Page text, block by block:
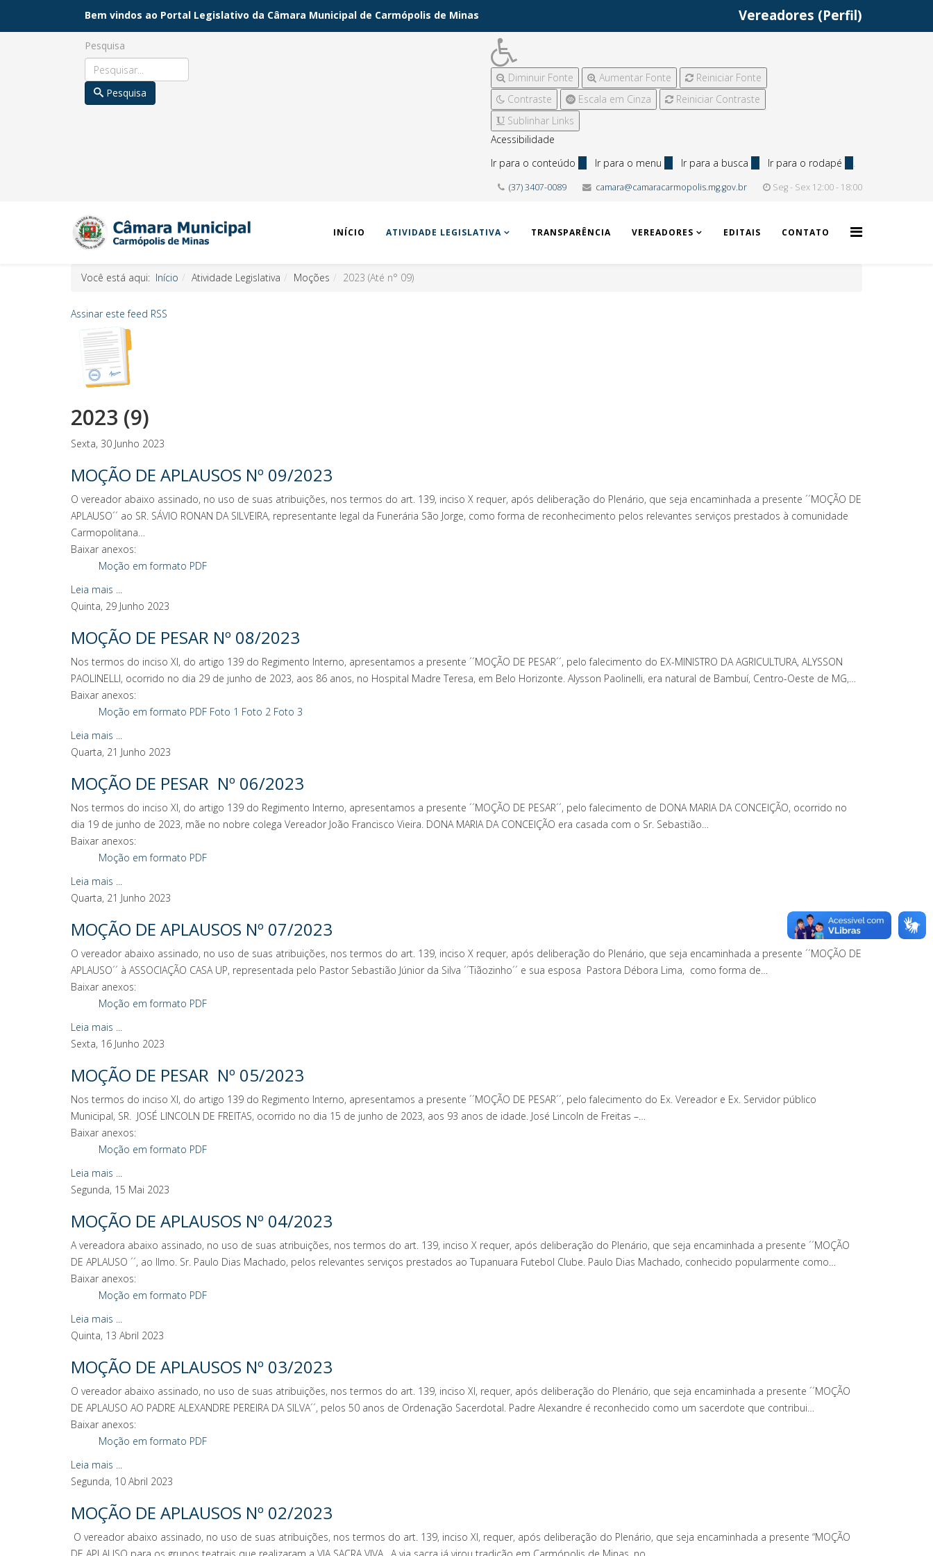
Bem vindos ao Portal Legislativo da Câmara Municipal de Carmópolis de Minas Vereadores (Perfil)
Pesquisa
Pesquisa
Diminuir Fonte Aumentar Fonte
Reiniciar Fonte
Contraste
Escala em Cinza
Reiniciar Contraste
Sublinhar Links
Acessibilidade
Ir para o conteúdo
Ir para o menu Ir para a busca Ir para o rodapé .
(37) 3407-0089 camara@camaracarmopolis.mg.gov.br Seg - Sex 12:00 - 18:00
INÍCIO ATIVIDADE LEGISLATIVA TRANSPARÊNCIA VEREADORES EDITAIS CONTATO
Você está aqui: Início Atividade Legislativa Moções 2023 (Até n° 09)
Assinar este feed RSS
2023 (9)
Sexta, 30 Junho 2023
MOÇÃO DE APLAUSOS Nº 09/2023
O vereador abaixo assinado, no uso de suas atribuições, nos termos do art. 139, inciso X requer, após deliberação do Plenário, que seja encaminhada a presente ´´MOÇÃO DE
APLAUSO´´ ao SR. SÁVIO RONAN DA SILVEIRA, representante legal da Funerária São Jorge, como forma de reconhecimento pelos relevantes serviços prestados à comunidade
Carmopolitana…
Baixar anexos:
Moção em formato PDF
Leia mais ...
Quinta, 29 Junho 2023
MOÇÃO DE PESAR Nº 08/2023
Nos termos do inciso XI, do artigo 139 do Regimento Interno, apresentamos a presente ´´MOÇÃO DE PESAR´´, pelo falecimento do EX-MINISTRO DA AGRICULTURA, ALYSSON
PAOLINELLI, ocorrido no dia 29 de junho de 2023, aos 86 anos, no Hospital Madre Teresa, em Belo Horizonte. Alysson Paolinelli, era natural de Bambuí, Centro-Oeste de MG,…
Baixar anexos:
Moção em formato PDF Foto 1 Foto 2 Foto 3
Leia mais ...
Quarta, 21 Junho 2023
MOÇÃO DE PESAR Nº 06/2023
Nos termos do inciso XI, do artigo 139 do Regimento Interno, apresentamos a presente ´´MOÇÃO DE PESAR´´, pelo falecimento de DONA MARIA DA CONCEIÇÃO, ocorrido no
dia 19 de junho de 2023, mãe no nobre colega Vereador João Francisco Vieira. DONA MARIA DA CONCEIÇÃO era casada com o Sr. Sebastião…
Baixar anexos:
Moção em formato PDF
Leia mais ...
Quarta, 21 Junho 2023
MOÇÃO DE APLAUSOS Nº 07/2023
O vereador abaixo assinado, no uso de suas atribuições, nos termos do art. 139, inciso X requer, após deliberação do Plenário, que seja encaminhada a presente ´´MOÇÃO DE
APLAUSO´´ à ASSOCIAÇÃO CASA UP, representada pelo Pastor Sebastião Júnior da Silva ´´Tiãozinho´´ e sua esposa Pastora Débora Lima, como forma de…
Baixar anexos:
Moção em formato PDF
Leia mais ...
Sexta, 16 Junho 2023
MOÇÃO DE PESAR Nº 05/2023
Nos termos do inciso XI, do artigo 139 do Regimento Interno, apresentamos a presente ´´MOÇÃO DE PESAR´´, pelo falecimento do Ex. Vereador e Ex. Servidor público
Municipal, SR. JOSÉ LINCOLN DE FREITAS, ocorrido no dia 15 de junho de 2023, aos 93 anos de idade. José Lincoln de Freitas –…
Baixar anexos:
Moção em formato PDF
Leia mais ...
Segunda, 15 Mai 2023
MOÇÃO DE APLAUSOS Nº 04/2023
A vereadora abaixo assinado, no uso de suas atribuições, nos termos do art. 139, inciso X requer, após deliberação do Plenário, que seja encaminhada a presente ´´MOÇÃO
DE APLAUSO ´´, ao Ilmo. Sr. Paulo Dias Machado, pelos relevantes serviços prestados ao Tupanuara Futebol Clube. Paulo Dias Machado, conhecido popularmente como…
Baixar anexos:
Moção em formato PDF
Leia mais ...
Quinta, 13 Abril 2023
MOÇÃO DE APLAUSOS Nº 03/2023
O vereador abaixo assinado, no uso de suas atribuições, nos termos do art. 139, inciso XI, requer, após deliberação do Plenário, que seja encaminhada a presente ´´MOÇÃO
DE APLAUSO AO PADRE ALEXANDRE PEREIRA DA SILVA´´, pelos 50 anos de Ordenação Sacerdotal. Padre Alexandre é reconhecido como um sacerdote que contribui…
Baixar anexos:
Moção em formato PDF
Leia mais ...
Segunda, 10 Abril 2023
MOÇÃO DE APLAUSOS Nº 02/2023
O vereador abaixo assinado, no uso de suas atribuições, nos termos do art. 139, inciso XI, requer, após deliberação do Plenário, que seja encaminhada a presente “MOÇÃO